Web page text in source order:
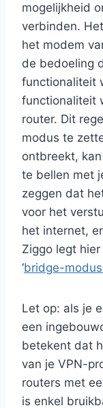
mogelijkheid
verbinden.
het modem
de bedoeling
functionaliteit
functionaliteit
router. Dit
modus te
ontbreekt,
te bellen met
zeggen dat
voor het
het internet,
Ziggo legt
‘bridge-
Let op: als je
een
betekent dat
van je VPN-
routers met
is enkel